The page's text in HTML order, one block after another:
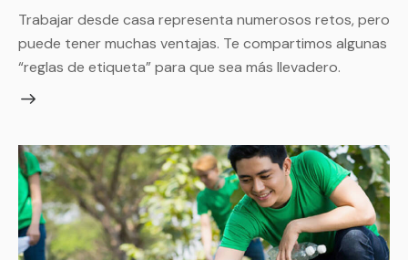
Trabajar desde casa representa numerosos retos, pero
puede tener muchas ventajas. Te compartimos algunas
“reglas de etiqueta” para que sea más llevadero.